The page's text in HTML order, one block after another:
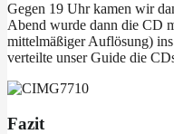
Gegen 19 Uhr kamen wir
Abend wurde dann die CD
mittelmäßiger Auflösung)
verteilte unser Guide die
Fazit